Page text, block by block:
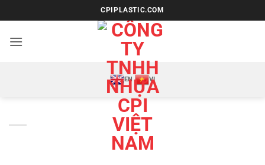
qua
nội
CPIPLASTIC.COM
EN VI